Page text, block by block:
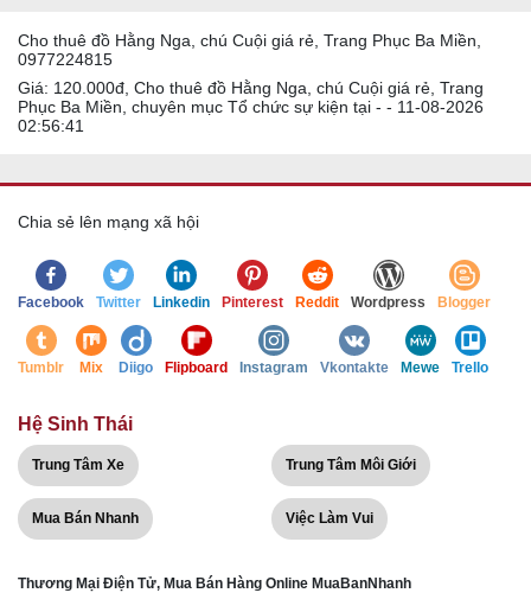
Cho thuê đồ Hằng Nga, chú Cuội giá rẻ, Trang Phục Ba Miền,
0977224815
Giá: 120.000đ, Cho thuê đồ Hằng Nga, chú Cuội giá rẻ, Trang
Phục Ba Miền, chuyên mục Tổ chức sự kiện tại - - 11-08-2026
02:56:41
Chia sẻ lên mạng xã hội
Facebook Twitter Linkedin Pinterest Reddit Wordpress Blogger
Tumblr Mix Diigo Flipboard Instagram Vkontakte Mewe Trello
Hệ Sinh Thái
Trung Tâm Xe Trung Tâm Môi Giới
Mua Bán Nhanh Việc Làm Vui
Thương Mại Điện Tử, Mua Bán Hàng Online MuaBanNhanh